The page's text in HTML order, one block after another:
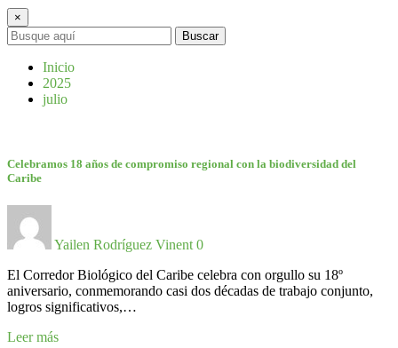
×
Buscar
Inicio
2025
julio
Celebramos 18 años de compromiso regional con la biodiversidad del
Caribe
Yailen Rodríguez Vinent 0
El Corredor Biológico del Caribe celebra con orgullo su 18º
aniversario, conmemorando casi dos décadas de trabajo conjunto,
logros significativos,…
Leer más